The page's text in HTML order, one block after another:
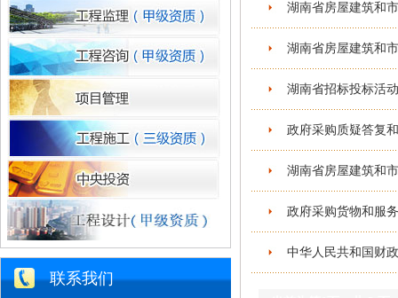
联系我们
湖南省房屋建筑和
湖南省房屋建筑和
湖南省招标投标活
政府采购质疑答复
湖南省房屋建筑和
政府采购货物和服
中华人民共和国财